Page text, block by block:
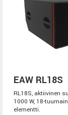
EAW RL18S
RL18S, aktiivinen
1000 W, 18-
elementti.